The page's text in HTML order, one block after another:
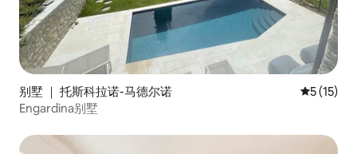
别墅 ｜ 托斯科拉诺-马德尔诺 平均评分
5 (15)
Engardina别墅